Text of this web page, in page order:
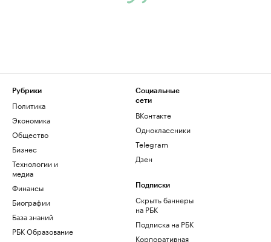
Рубрики
Политика
Экономика
Общество
Бизнес
Технологии и
медиа
Финансы
Биографии
База знаний
РБК Образование
Социальные
сети
ВКонтакте
Одноклассники
Telegram
Дзен
Подписки
Скрыть баннеры
на РБК
Подписка на РБК
Корпоративная